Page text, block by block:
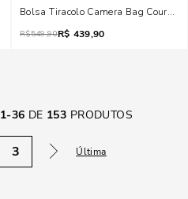
Bolsa Tiracolo Camera Bag Couro
R$549,90R$ 439,90
1-36 DE 153 PRODUTOS
3 Última